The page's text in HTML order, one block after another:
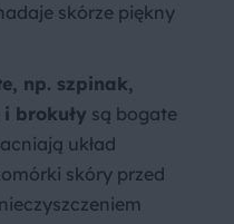
skórze piękny
np. szpinak,
brokuły są bogate
układ
skóry przed